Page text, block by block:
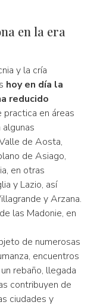
en la era
y la cría
hoy en día la
reducido
practica en áreas
de Aosta,
de Asiago,
en otras
y Lazio, así
y Arzana.
las Madonie, en
de numerosas
encuentros
rebaño, llegada
contribuyen de
ciudades y